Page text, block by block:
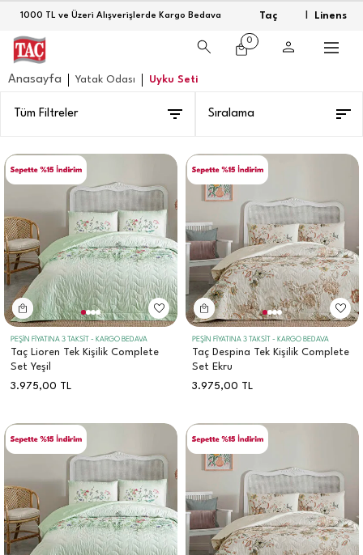
1000 TL ve Üzeri Alışverişlerde Kargo Bedava Taç Linens
0
Anasayfa Yatak Odası Uyku Seti
Tüm Filtreler Sıralama
PEŞİN FİYATINA 3 TAKSİT - KARGO BEDAVA
Taç Lioren Tek Kişilik Complete
Set Yeşil
3.975,00 TL
PEŞİN FİYATINA 3 TAKSİT - KARGO BEDAVA
Taç Despina Tek Kişilik Complete
Set Ekru
3.975,00 TL